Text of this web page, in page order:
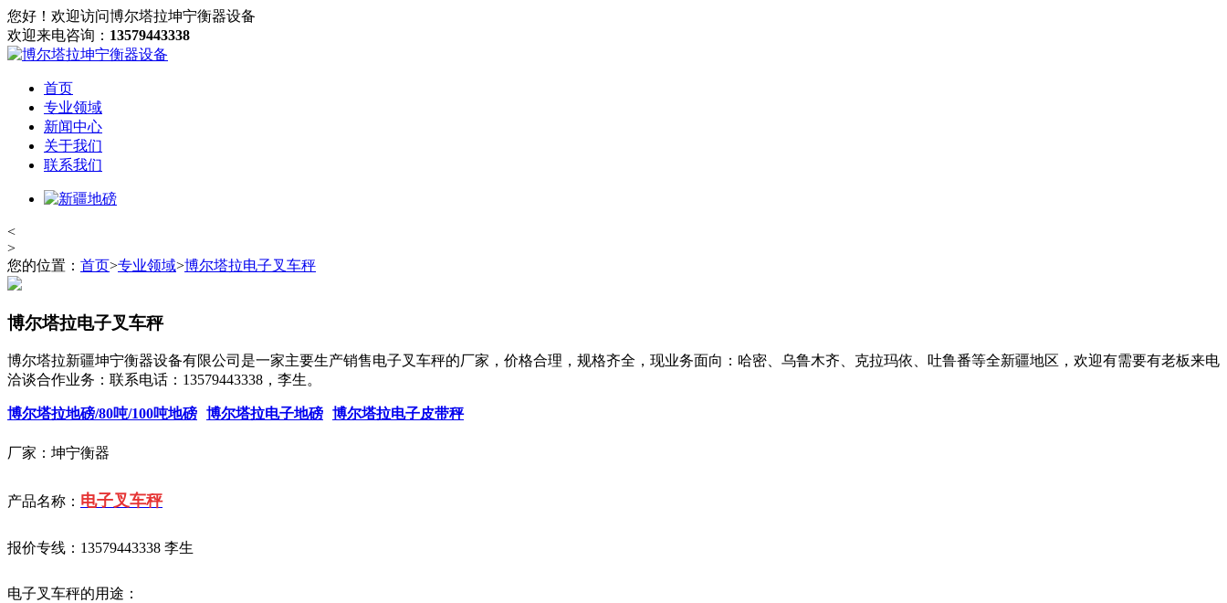
您好！欢迎访问博尔塔拉坤宁衡器设备
欢迎来电咨询： 13579443338
首页
专业领域
新闻中心
关于我们
联系我们
<
>
您的位置： 首页>专业领域>博尔塔拉电子叉车秤
博尔塔拉电子叉车秤
博尔塔拉新疆坤宁衡器设备有限公司是一家主要生产销售电子叉车秤的厂家，价格合理，规格齐全，现业务面向：哈密、乌鲁木齐、克拉玛依、吐鲁番等全新疆地区，欢迎有需要有老板来电
洽谈合作业务：联系电话：13579443338，李生。
博尔塔拉地磅/80吨/100吨地磅 博尔塔拉电子地磅 博尔塔拉电子皮带秤
厂家：坤宁衡器
产品名称： 电子叉车秤
报价专线：13579443338 李生
电子叉车秤的用途：